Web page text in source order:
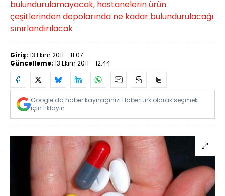
bulundurulamayacak, hastanelerin ürün
çeşitlerinden depolarında ne kadar bulundurulacağı
sınırlandırılacak
Giriş: 13 Ekim 2011 - 11:07
Güncelleme: 13 Ekim 2011 - 12:44
Google’da haber kaynağınızı Habertürk olarak seçmek
için tıklayın